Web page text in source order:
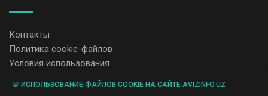
Контакты
Политика cookie-файлов
Условия использования
🍪 ИСПОЛЬЗОВАНИЕ ФАЙЛОВ COOKIE НА САЙТЕ AVIZINFO.UZ